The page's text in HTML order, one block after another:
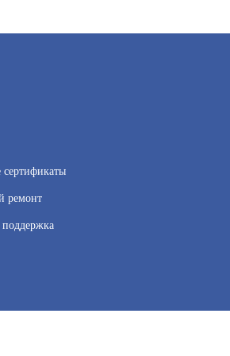
сайт, вы соглашаетесь на обработку
сертификаты
ремонт
поддержка